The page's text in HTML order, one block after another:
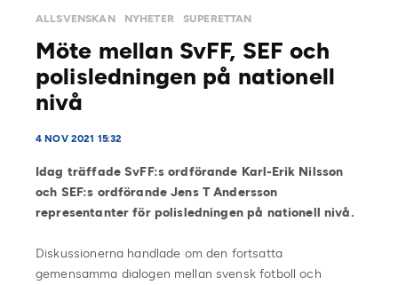
ALLSVENSKAN NYHETER SUPERETTAN
Möte mellan SvFF, SEF och
polisledningen på nationell
nivå
4 NOV 2021 15:32
Idag träffade SvFF:s ordförande Karl-Erik Nilsson
och SEF:s ordförande Jens T Andersson
representanter för polisledningen på nationell nivå.
Diskussionerna handlade om den fortsatta
gemensamma dialogen mellan svensk fotboll och